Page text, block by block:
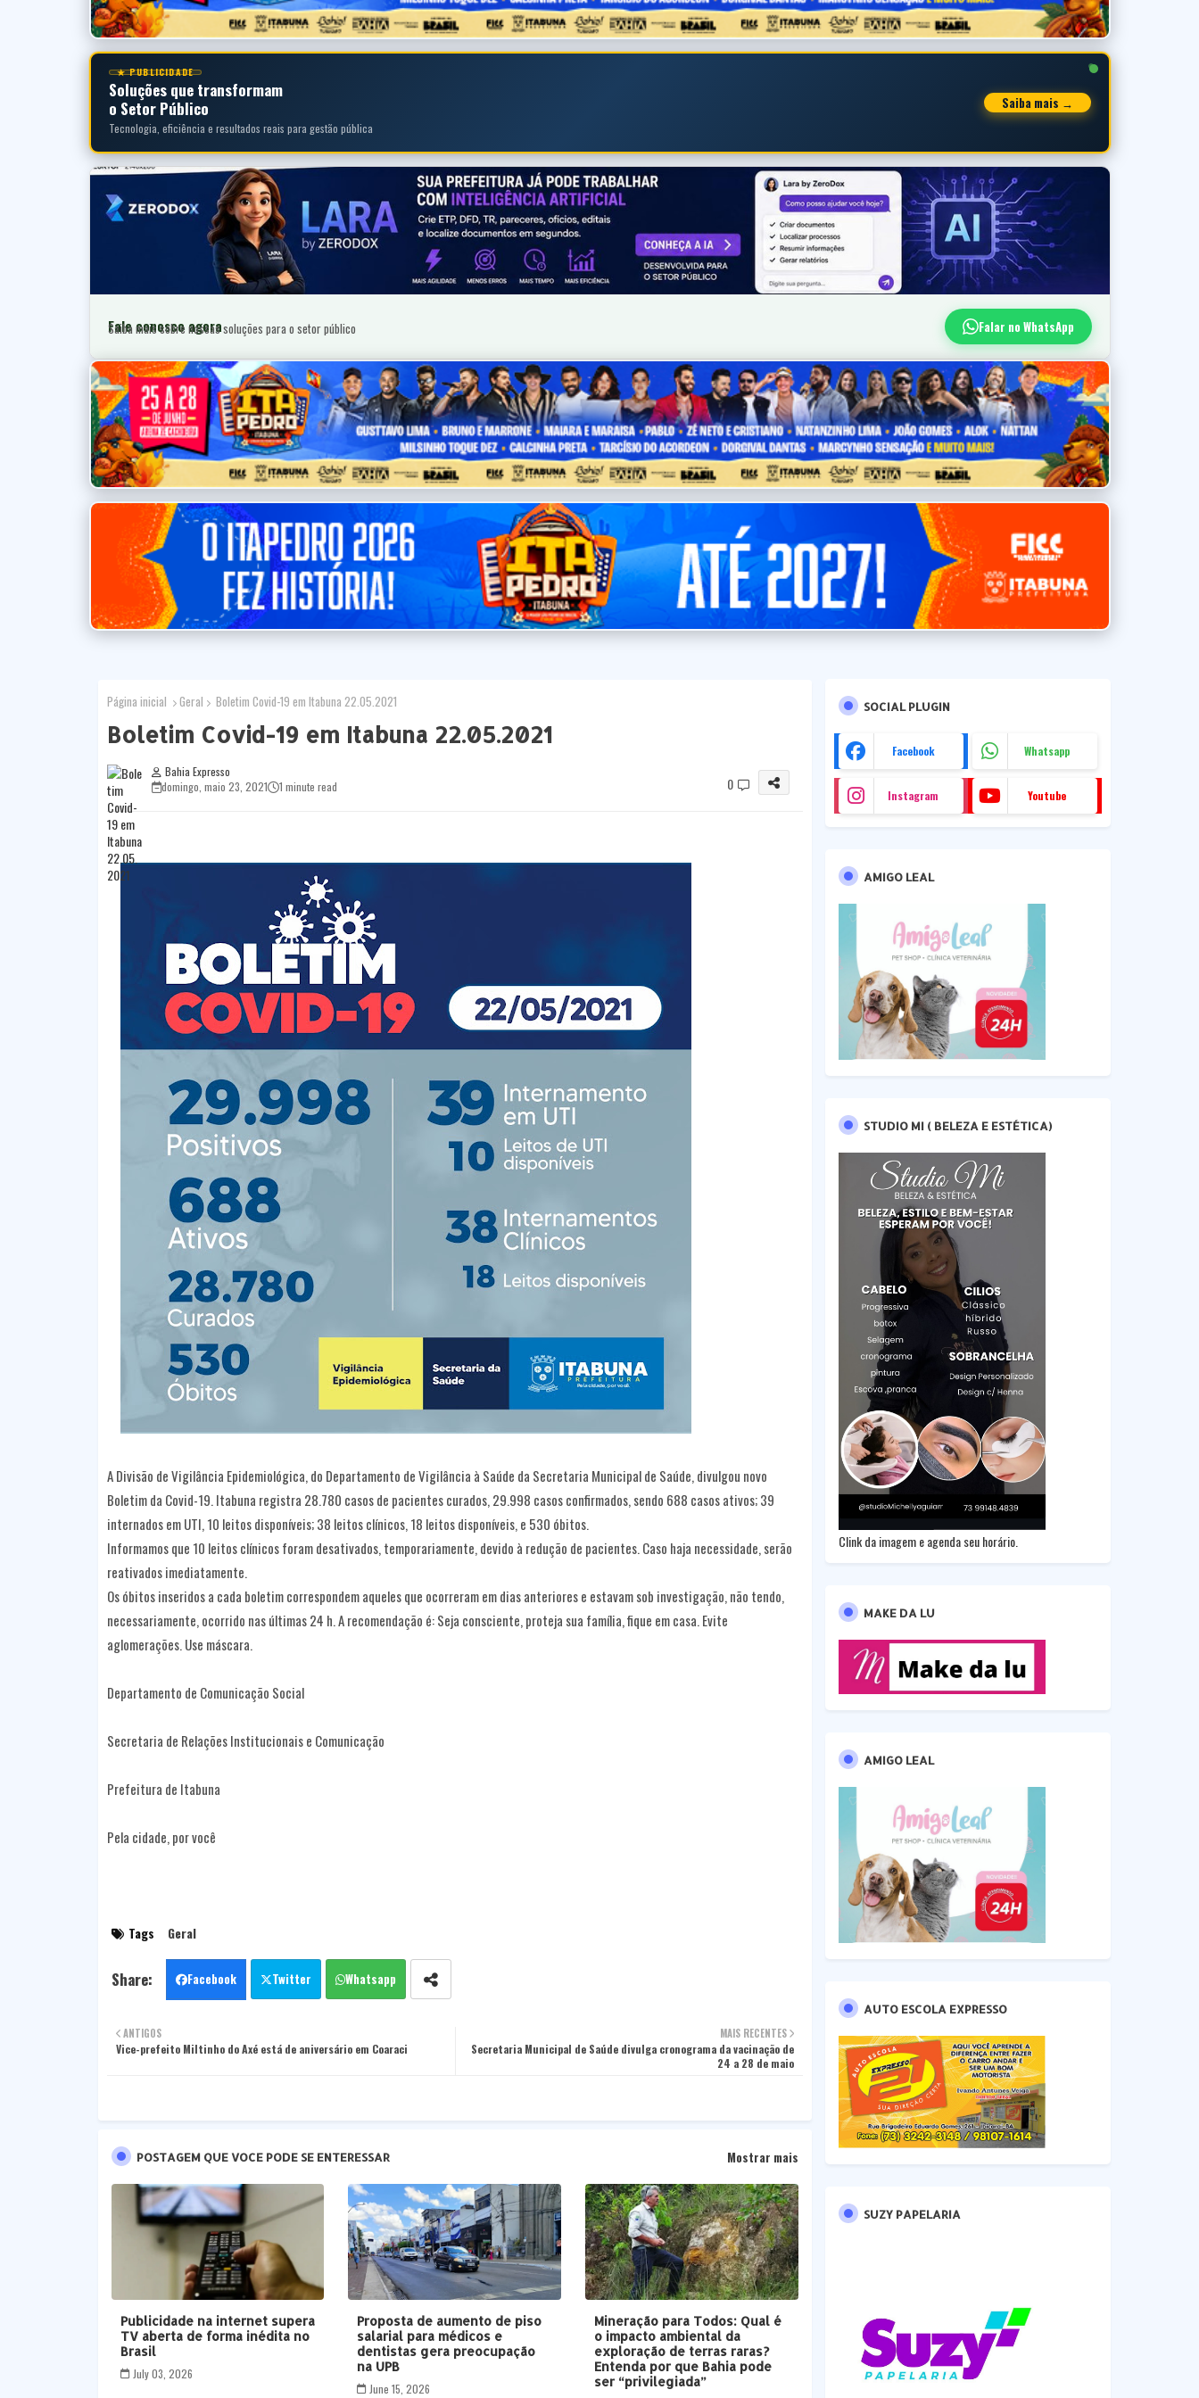
★ PUBLICIDADE
Soluções que transformam
o Setor Público
Tecnologia, eficiência e resultados reais para gestão pública
Saiba mais →
Fale conosco agora
Saiba mais sobre nossas soluções para o setor público Falar no WhatsApp
Página inicial Geral Boletim Covid-19 em Itabuna 22.05.2021
Boletim Covid-19 em Itabuna 22.05.2021
Bahia Expresso
domingo, maio 23, 2021
1 minute read 0
A Divisão de Vigilância Epidemiológica, do Departamento de Vigilância à Saúde da Secretaria Municipal de Saúde, divulgou novo
Boletim da Covid-19. Itabuna registra 28.780 casos de pacientes curados, 29.998 casos confirmados, sendo 688 casos ativos; 39
internados em UTI, 10 leitos disponíveis; 38 leitos clínicos, 18 leitos disponíveis, e 530 óbitos.
Informamos que 10 leitos clínicos foram desativados, temporariamente, devido à redução de pacientes. Caso haja necessidade, serão
reativados imediatamente.
Os óbitos inseridos a cada boletim correspondem aqueles que ocorreram em dias anteriores e estavam sob investigação, não tendo,
necessariamente, ocorrido nas últimas 24 h. A recomendação é: Seja consciente, proteja sua família, fique em casa. Evite
aglomerações. Use máscara.
Departamento de Comunicação Social
Secretaria de Relações Institucionais e Comunicação
Prefeitura de Itabuna
Pela cidade, por você
Tags Geral
Facebook Twitter Whatsapp
MAIS RECENTES
Secretaria Municipal de Saúde divulga cronograma da vacinação de
24 a 28 de maio
ANTIGOS
Vice-prefeito Miltinho do Axé está de aniversário em Coaraci
POSTAGEM QUE VOCE PODE SE ENTERESSAR Mostrar mais
Publicidade na internet supera
TV aberta de forma inédita no
Brasil
July 03, 2026
Proposta de aumento de piso
salarial para médicos e
dentistas gera preocupação
na UPB
June 15, 2026
Mineração para Todos: Qual é
o impacto ambiental da
exploração de terras raras?
Entenda por que Bahia pode
ser “privilegiada”
SOCIAL PLUGIN
Facebook Whatsapp
Instagram Youtube
AMIGO LEAL
STUDIO MI ( BELEZA E ESTÉTICA)
Clink da imagem e agenda seu horário.
MAKE DA LU
AMIGO LEAL
AUTO ESCOLA EXPRESSO
SUZY PAPELARIA